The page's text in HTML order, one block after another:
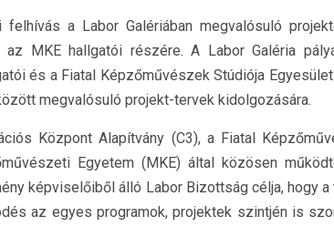
felhívás a Labor Galériában megvalósuló
az MKE hallgatói részére. A Labor Galéria
és a Fiatal Képzőművészek Stúdiója
megvalósuló projekt-tervek kidolgozására.
Központ Alapítvány (C3), a Fiatal
Egyetem (MKE) által közösen
képviselőiből álló Labor Bizottság célja, hogy a
az egyes programok, projektek szintjén is